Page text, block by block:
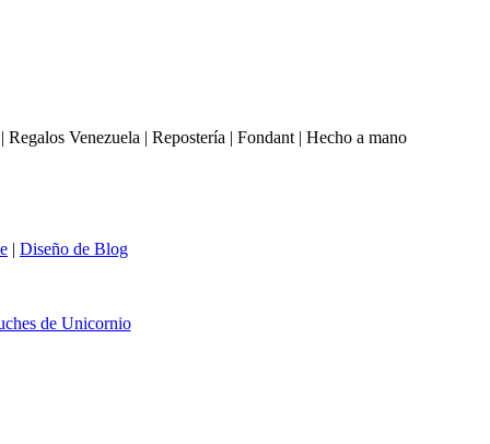
Venezuela | Repostería | Fondant | Hecho a mano
| Diseño de Blog
de Unicornio